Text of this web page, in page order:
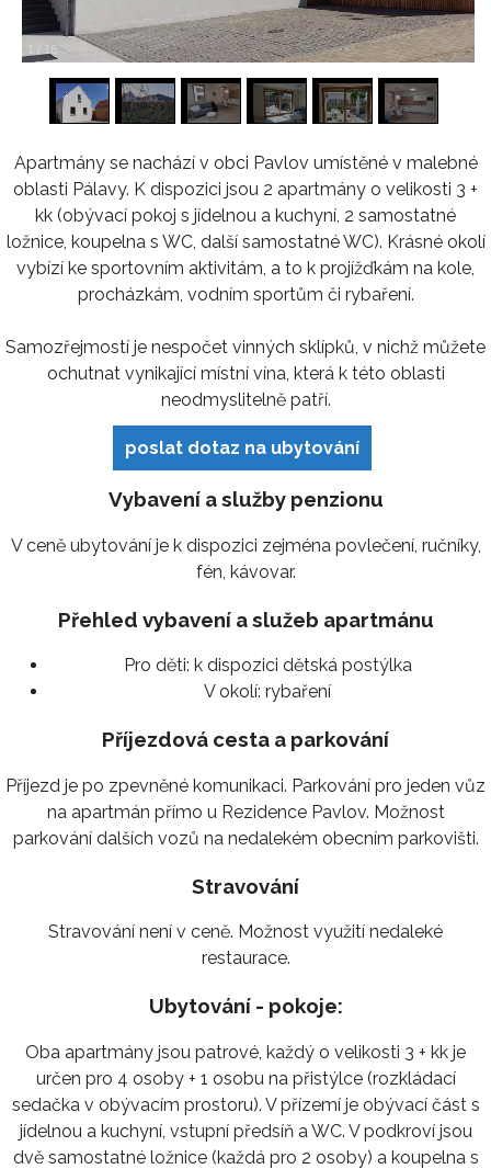
/ 16
Apartmány se nachází v obci Pavlov umístěné v malebné
oblasti Pálavy. K dispozici jsou 2 apartmány o velikosti 3 +
kk (obývací pokoj s jídelnou a kuchyní, 2 samostatné
ložnice, koupelna s WC, další samostatné WC). Krásné okolí
vybízí ke sportovním aktivitám, a to k projížďkám na kole,
procházkám, vodním sportům či rybaření.
Samozřejmostí je nespočet vinných sklípků, v nichž můžete
ochutnat vynikající místní vína, která k této oblasti
neodmyslitelně patří.
poslat dotaz na ubytování
Vybavení a služby penzionu
V ceně ubytování je k dispozici zejména povlečení, ručníky,
fén, kávovar.
Přehled vybavení a služeb apartmánu
Pro děti: k dispozici dětská postýlka
V okolí: rybaření
Příjezdová cesta a parkování
Příjezd je po zpevněné komunikaci. Parkování pro jeden vůz
na apartmán přímo u Rezidence Pavlov. Možnost
parkování dalších vozů na nedalekém obecním parkovišti.
Stravování
Stravování není v ceně. Možnost využití nedaleké
restaurace.
Ubytování - pokoje:
Oba apartmány jsou patrové, každý o velikosti 3 + kk je
určen pro 4 osoby + 1 osobu na přistýlce (rozkládací
sedačka v obývacím prostoru). V přízemí je obývací část s
jídelnou a kuchyní, vstupní předsíň a WC. V podkroví jsou
dvě samostatné ložnice (každá pro 2 osoby) a koupelna s